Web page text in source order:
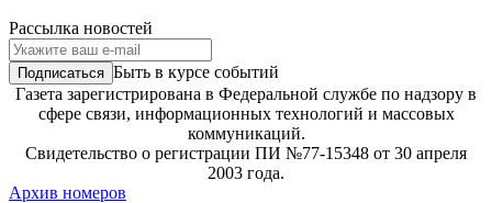
Рассылка новостей
Быть в курсе событий
Газета зарегистрирована в Федеральной службе по надзору в
сфере связи, информационных технологий и массовых
коммуникаций.
Свидетельство о регистрации ПИ №77-15348 от 30 апреля
2003 года.
Архив номеров